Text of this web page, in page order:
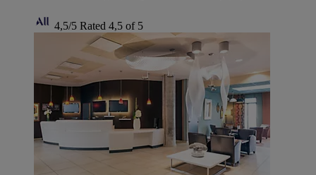
4,5/5 Rated 4,5 of 5